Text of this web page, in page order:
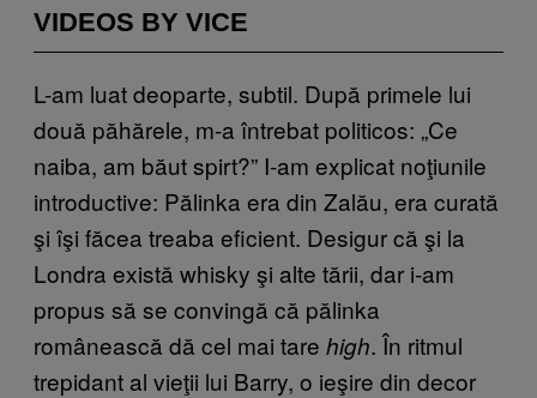
VIDEOS BY VICE
L-am luat deoparte, subtil. După primele lui
două păhărele, m-a întrebat politicos: „Ce
naiba, am băut spirt?” I-am explicat noţiunile
introductive: Pălinka era din Zalău, era curată
şi îşi făcea treaba eficient. Desigur că şi la
Londra există whisky şi alte tării, dar i-am
propus să se convingă că pălinka
românească dă cel mai tare high. În ritmul
trepidant al vieţii lui Barry, o ieşire din decor